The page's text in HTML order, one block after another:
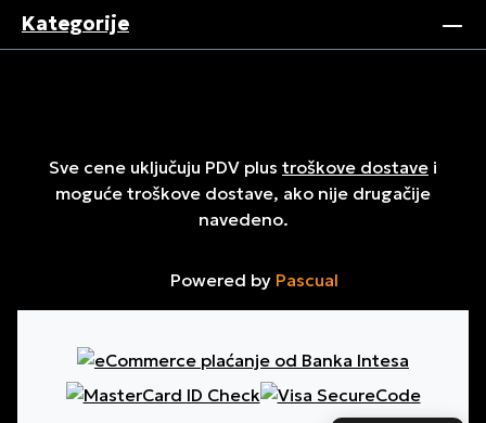
Kategorije
Sve cene uključuju PDV plus troškove dostave i
moguće troškove dostave, ako nije drugačije
navedeno.
Powered by Pascual